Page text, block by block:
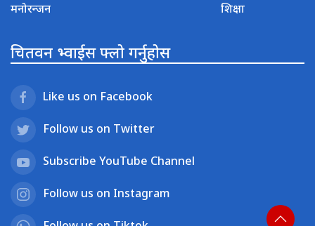
मनोरन्जन
शिक्षा
चितवन भ्वाईस फ्लो गर्नुहोस
Like us on Facebook
Follow us on Twitter
Subscribe YouTube Channel
Follow us on Instagram